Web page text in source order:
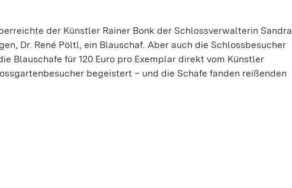
der Künstler Rainer Bonk der Schlossverwalterin Sandra
Dr. René Pöltl, ein Blauschaf. Aber auch die Schlossbesucher
Blauschafe für 120 Euro pro Exemplar direkt vom Künstler
begeistert – und die Schafe fanden reißenden